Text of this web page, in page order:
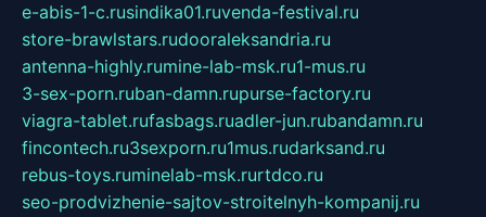
e-abis-1-c.rusindika01.ruvenda-festival.ru
store-brawlstars.rudooraleksandria.ru
antenna-highly.rumine-lab-msk.ru1-mus.ru
3-sex-porn.ruban-damn.rupurse-factory.ru
viagra-tablet.rufasbags.ruadler-jun.rubandamn.ru
fincontech.ru3sexporn.ru1mus.rudarksand.ru
rebus-toys.ruminelab-msk.rurtdco.ru
seo-prodvizhenie-sajtov-stroitelnyh-kompanij.ru